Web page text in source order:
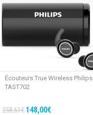
Écouteurs True Wireless Philips
TAST702
258,61€ 148,00€